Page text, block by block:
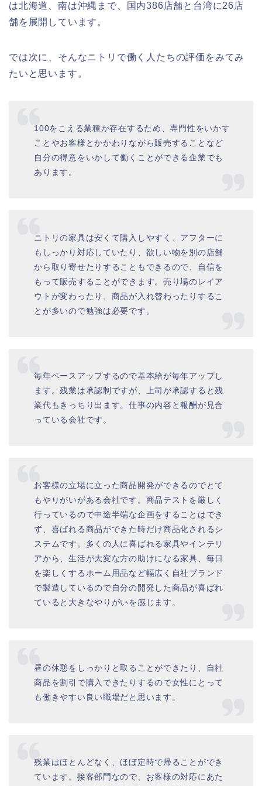
は北海道、南は沖縄まで、国内386店舗と台湾に26店
舗を展開しています。
では次に、そんなニトリで働く人たちの評価をみてみ
たいと思います。
100をこえる業種が存在するため、専門性をいかす
ことやお客様とかかわりながら販売することなど
自分の得意をいかして働くことができる企業でも
あります。
ニトリの家具は安くて購入しやすく、アフターに
もしっかり対応していたり、欲しい物を別の店舗
から取り寄せたりすることもできるので、自信を
もって販売することができます。売り場のレイア
ウトが変わったり、商品が入れ替わったりするこ
とが多いので勉強は必要です。
毎年ベースアップするので基本給が毎年アップし
ます。残業は承認制ですが、上司が承認すると残
業代もきっちり出ます。仕事の内容と報酬が見合
っている会社です。
お客様の立場に立った商品開発ができるのでとて
もやりがいがある会社です。商品テストを厳しく
行っているので中途半端な企画をすることはでき
ず、喜ばれる商品ができた時だけ商品化されるシ
ステムです。多くの人に喜ばれる家具やインテリ
アから、生活が大変な方の助けになる家具、毎日
を楽しくするホーム用品など幅広く自社ブランド
で製造しているので自分の開発した商品が喜ばれ
ていると大きなやりがいを感じます。
昼の休憩をしっかりと取ることができたり、自社
商品を割引で購入できたりするので女性にとって
も働きやすい良い職場だと思います。
残業はほとんどなく、ほぼ定時で帰ることができ
ています。接客部門なので、お客様の対応にあた